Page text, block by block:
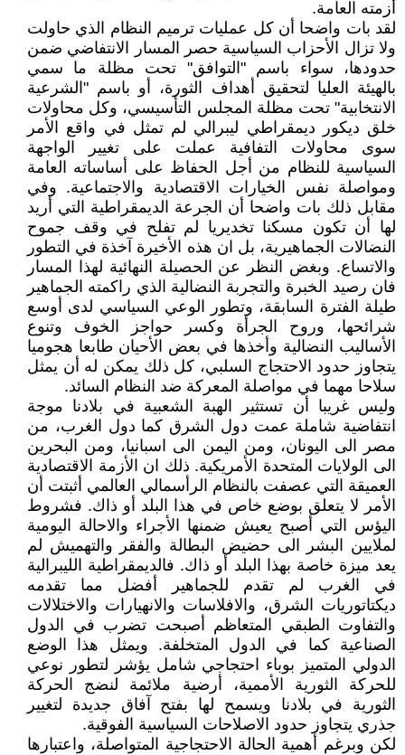
أزمته العامة.
لقد بات واضحا أن كل عمليات ترميم النظام الذي حاولت
ولا تزال الأحزاب السياسية حصر المسار الانتفاضي ضمن
حدودها، سواء باسم "التوافق" تحت مظلة ما سمي
بالهيئة العليا لتحقيق أهداف الثورة، أو باسم "الشرعية
الانتخابية" تحت مظلة المجلس التأسيسي، وكل محاولات
خلق ديكور ديمقراطي ليبرالي لم تمثل في واقع الأمر
سوى محاولات التفافية عملت على تغيير الواجهة
السياسية للنظام من أجل الحفاظ على أساساته العامة
ومواصلة نفس الخيارات الاقتصادية والاجتماعية. وفي
مقابل ذلك بات واضحا أن الجرعة الديمقراطية التي أريد
لها أن تكون مسكنا تخديريا لم تفلح في وقف جموح
النضالات الجماهيرية، بل ان هذه الأخيرة آخذة في التطور
والاتساع. وبغض النظر عن الحصيلة النهائية لهذا المسار
فان رصيد الخبرة والتجربة النضالية الذي راكمته الجماهير
طيلة الفترة السابقة، وتطور الوعي السياسي لدى أوسع
شرائحها، وروح الجرأة وكسر حواجز الخوف وتنوع
الأساليب النضالية وأخذها في بعض الأحيان طابعا هجوميا
يتجاوز حدود الاحتجاج السلبي، كل ذلك يمكن له أن يمثل
سلاحا مهما في مواصلة المعركة ضد النظام السائد.
وليس غريبا أن تستثير الهبة الشعبية في بلادنا موجة
انتفاضية شاملة عمت دول الشرق كما دول الغرب، من
مصر الى اليونان، ومن اليمن الى اسبانيا، ومن البحرين
الى الولايات المتحدة الأمريكية. ذلك ان الأزمة الاقتصادية
العميقة التي عصفت بالنظام الرأسمالي العالمي أثبتت أن
الأمر لا يتعلق بوضع خاص في هذا البلد أو ذاك. فشروط
اليؤس التي أصبح يعيش ضمنها الأجراء والاحالة اليومية
لملايين البشر الى حضيض البطالة والفقر والتهميش لم
يعد ميزة خاصة بهذا البلد أو ذاك. فالديمقراطية الليبرالية
في الغرب لم تقدم للجماهير أفضل مما تقدمه
ديكتاتوريات الشرق، والافلاسات والانهيارات والاختلالات
والتفاوت الطبقي المتعاظم أصبحت تضرب في الدول
الصناعية كما في الدول المتخلفة. ويمثل هذا الوضع
الدولي المتميز بوباء احتجاجي شامل يؤشر لتطور نوعي
للحركة الثورية الأممية، أرضية ملائمة لنضج الحركة
الثورية في بلادنا ويسمح لها بفتح آفاق جديدة لتغيير
جذري يتجاوز حدود الاصلاحات السياسية الفوقية.
لكن وبرغم أهمية الحالة الاحتجاجية المتواصلة، واعتبارها